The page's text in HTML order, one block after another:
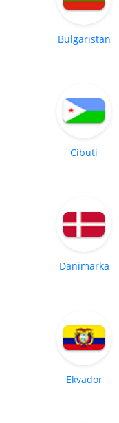
Bulgaristan
Cibuti
Danimarka
Ekvador